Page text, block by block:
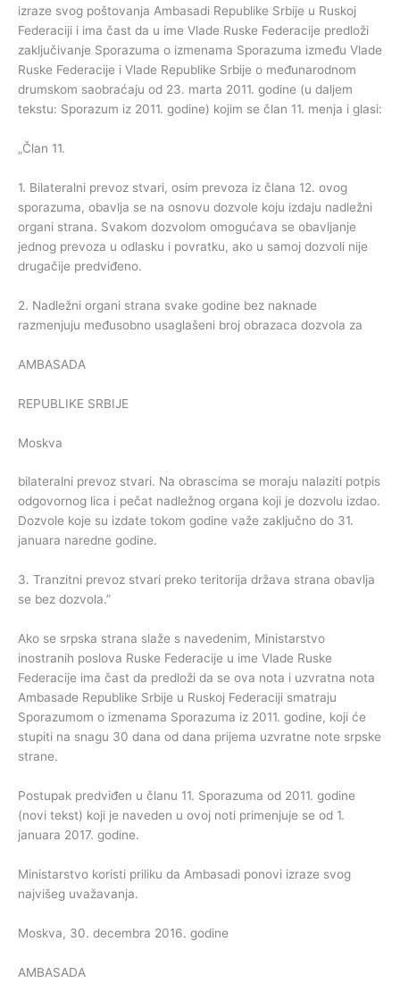
izraze svog poštovanja Ambasadi Republike Srbije u Ruskoj
Federaciji i ima čast da u ime Vlade Ruske Federacije predloži
zaključivanje Sporazuma o izmenama Sporazuma između Vlade
Ruske Federacije i Vlade Republike Srbije o međunarodnom
drumskom saobraćaju od 23. marta 2011. godine (u daljem
tekstu: Sporazum iz 2011. godine) kojim se član 11. menja i glasi:
„Član 11.
1. Bilateralni prevoz stvari, osim prevoza iz člana 12. ovog
sporazuma, obavlja se na osnovu dozvole koju izdaju nadležni
organi strana. Svakom dozvolom omogućava se obavljanje
jednog prevoza u odlasku i povratku, ako u samoj dozvoli nije
drugačije predviđeno.
2. Nadležni organi strana svake godine bez naknade
razmenjuju međusobno usaglašeni broj obrazaca dozvola za
AMBASADA
REPUBLIKE SRBIJE
Moskva
bilateralni prevoz stvari. Na obrascima se moraju nalaziti potpis
odgovornog lica i pečat nadležnog organa koji je dozvolu izdao.
Dozvole koje su izdate tokom godine važe zaključno do 31.
januara naredne godine.
3. Tranzitni prevoz stvari preko teritorija država strana obavlja
se bez dozvola.”
Ako se srpska strana slaže s navedenim, Ministarstvo
inostranih poslova Ruske Federacije u ime Vlade Ruske
Federacije ima čast da predloži da se ova nota i uzvratna nota
Ambasade Republike Srbije u Ruskoj Federaciji smatraju
Sporazumom o izmenama Sporazuma iz 2011. godine, koji će
stupiti na snagu 30 dana od dana prijema uzvratne note srpske
strane.
Postupak predviđen u članu 11. Sporazuma od 2011. godine
(novi tekst) koji je naveden u ovoj noti primenjuje se od 1.
januara 2017. godine.
Ministarstvo koristi priliku da Ambasadi ponovi izraze svog
najvišeg uvažavanja.
Moskva, 30. decembra 2016. godine
AMBASADA